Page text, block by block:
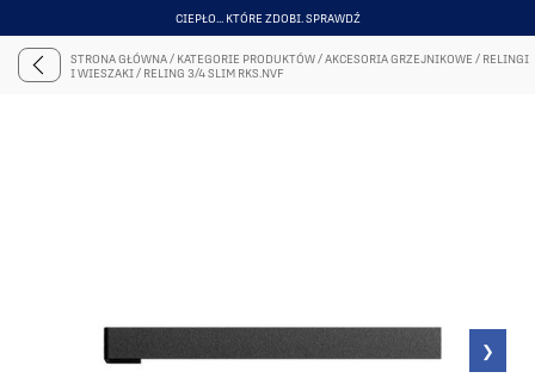
PONAD 50 TYS. ZADOWOLONYCH KLIENTÓW
ITEM
STRONA GŁÓWNA/ KATEGORIE PRODUKTÓW/AKCESORIA GRZEJNIKOWE / RELINGI
I WIESZAKI/ RELING 3/4 SLIM RKS.NVF
❯